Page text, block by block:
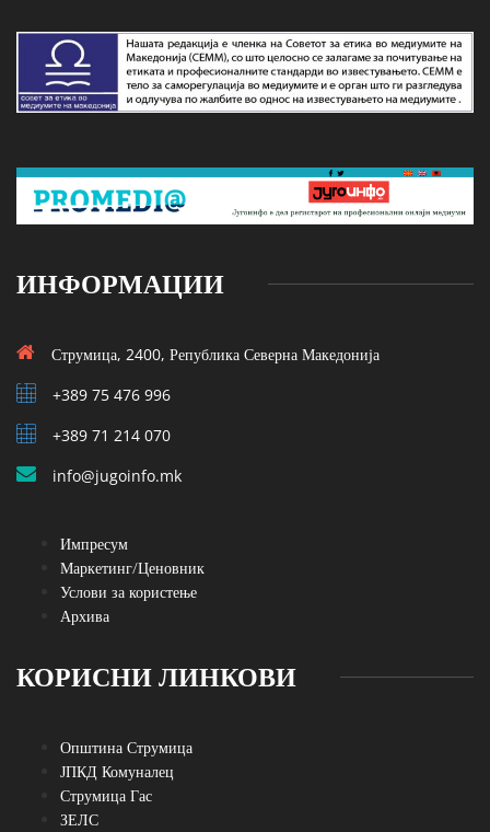
ИНФОРМАЦИИ
Струмица, 2400, Република Северна Македонија
+389 75 476 996
+389 71 214 070
info@jugoinfo.mk
Импресум
Маркетинг/Ценовник
Услови за користење
Архива
КОРИСНИ ЛИНКОВИ
Општина Струмица
ЈПКД Комуналец
Струмица Гас
ЗЕЛС